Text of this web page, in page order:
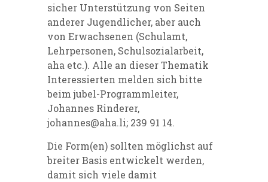
sicher Unterstützung von Seiten
anderer Jugendlicher, aber auch
von Erwachsenen (Schulamt,
Lehrpersonen, Schulsozialarbeit,
aha etc.). Alle an dieser Thematik
Interessierten melden sich bitte
beim jubel-Programmleiter,
Johannes Rinderer,
johannes@aha.li; 239 91 14.
Die Form(en) sollten möglichst auf
breiter Basis entwickelt werden,
damit sich viele damit